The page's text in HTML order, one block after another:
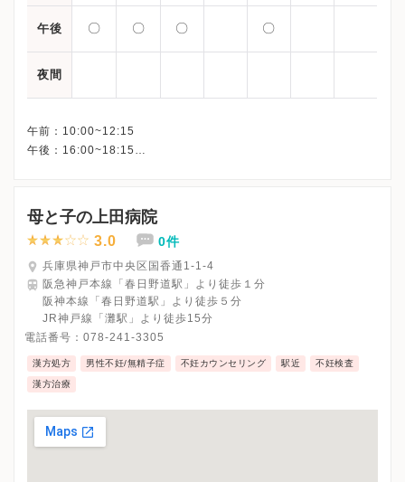
午後 〇 〇 〇 〇
夜間
午前：10:00~12:15
午後：16:00~18:15
母と子の上田病院
3.0 0件
兵庫県神戸市中央区国香通1-1-4
阪急神戸本線「春日野道駅」より徒歩１分
阪神本線「春日野道駅」より徒歩５分
JR神戸線「灘駅」より徒歩15分
電話番号： 078-241-3305
漢方処方 男性不妊/無精子症 不妊カウンセリング 駅近 不妊検査
漢方治療